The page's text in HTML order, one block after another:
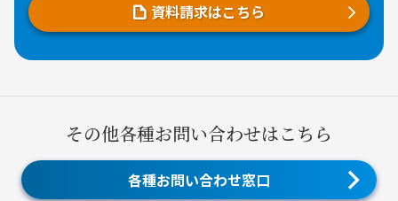
資料請求はこちら
その他各種お問い合わせはこちら
各種お問い合わせ窓口